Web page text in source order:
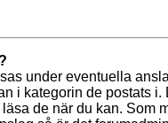
under eventuella
i kategorin de postats i.
de när du kan. Som